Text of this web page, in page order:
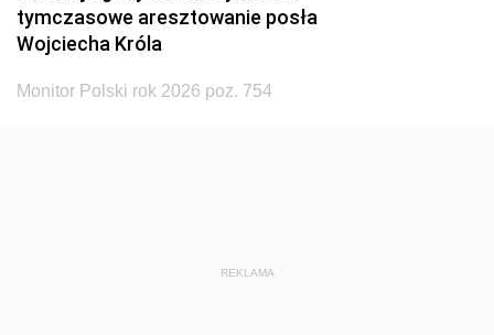
tymczasowe aresztowanie posła
Wojciecha Króla
Monitor Polski rok 2026 poz. 754
REKLAMA